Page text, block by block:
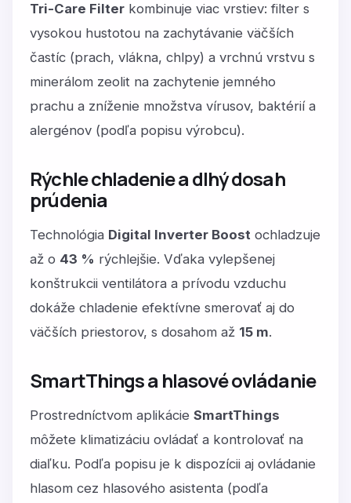
Tri-Care Filter kombinuje viac vrstiev: filter s
vysokou hustotou na zachytávanie väčších
častíc (prach, vlákna, chlpy) a vrchnú vrstvu s
minerálom zeolit na zachytenie jemného
prachu a zníženie množstva vírusov, baktérií a
alergénov (podľa popisu výrobcu).
Rýchle chladenie a dlhý dosah
prúdenia
Technológia Digital Inverter Boost ochladzuje
až o 43 % rýchlejšie. Vďaka vylepšenej
konštrukcii ventilátora a prívodu vzduchu
dokáže chladenie efektívne smerovať aj do
väčších priestorov, s dosahom až 15 m.
SmartThings a hlasové ovládanie
Prostredníctvom aplikácieSmartThings
môžete klimatizáciu ovládať a kontrolovať na
diaľku. Podľa popisu je k dispozícii aj ovládanie
hlasom cez hlasového asistenta (podľa